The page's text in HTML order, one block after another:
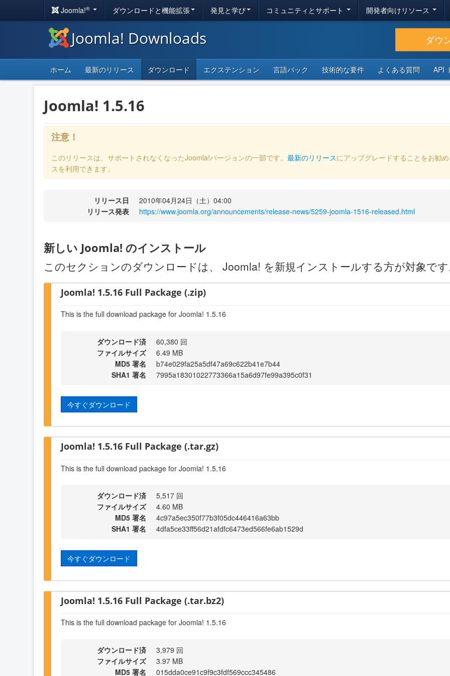
Joomla!® ダウンロードと機能拡張 発見と学び コミュニティとサポート 開発者向けリソース
Joomla! Downloads ダウ
ホーム 最新のリリース ダウンロード エクステンション 言語パック 技術的な要件 よくある質問 API
Joomla! 1.5.16
注意！
このリリースは、サポートされなくなったJoomla!バージョンの一部です。 最新のリリースにアップグレードすることをお勧
スを利用できます。
リリース日
2010年04月24日（土）04:00
リリース発表
https://www.joomla.org/announcements/release-news/5259-joomla-1516-released.html
新しい Joomla! のインストール
このセクションのダウンロードは、 Joomla! を新規インストールする方が対象で
Joomla! 1.5.16 Full Package (.zip)
This is the full download package for Joomla! 1.5.16
ダウンロード済
60,380 回
ファイルサイズ
6.49 MB
MD5 署名
b74e029fa25a5df47a69c622b41e7b44
SHA1 署名
7995a18301022773366a15a6d97fe99a395c0f31
今すぐダウンロード
Joomla! 1.5.16 Full Package (.tar.gz)
This is the full download package for Joomla! 1.5.16
ダウンロード済
5,517 回
ファイルサイズ
4.60 MB
MD5 署名
4c97a5ec350f77b3f05dc446416a63bb
SHA1 署名
4dfa5ce33ff56d21afdfc6473ed566fe6ab1529d
今すぐダウンロード
Joomla! 1.5.16 Full Package (.tar.bz2)
This is the full download package for Joomla! 1.5.16
ダウンロード済
3,979 回
ファイルサイズ
3.97 MB
MD5 署名
015dda0ce91c9f9c3fdf569ccc345486